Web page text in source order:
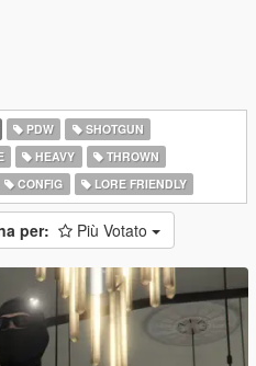
PDW
SHOTGUN
HEAVY
THROWN
CONFIG LORE FRIENDLY
per: Più Votato